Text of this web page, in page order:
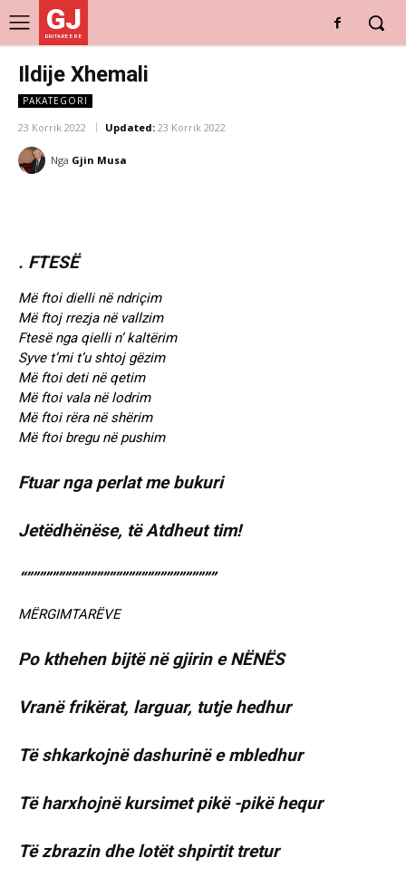
GJ
DRITARE E RE
Ildije Xhemali
PAKATEGORI
23 Korrik 2022 Updated: 23 Korrik 2022
Nga Gjin Musa
. FTESË
Më ftoi dielli në ndriçim
Më ftoj rrezja në vallzim
Ftesë nga qielli n’ kaltërim
Syve t’mi t’u shtoj gëzim
Më ftoi deti në qetim
Më ftoi vala në lodrim
Më ftoi rëra në shërim
Më ftoi bregu në pushim
Ftuar nga perlat me bukuri
Jetëdhënëse, të Atdheut tim!
“””””””””””””””””””””””””””””””
MËRGIMTARËVE
Po kthehen bijtë në gjirin e NËNËS
Vranë frikërat, larguar, tutje hedhur
Të shkarkojnë dashurinë e mbledhur
Të harxhojnë kursimet pikë -pikë hequr
Të zbrazin dhe lotët shpirtit tretur